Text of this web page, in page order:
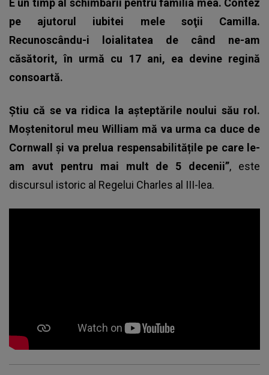
pe ajutorul iubitei mele soţii Camilla.
Recunoscându-i loialitatea de când ne-am
căsătorit, în urmă cu 17 ani, ea devine regină
consoartă.
Știu că se va ridica la așteptările noului său rol.
Moștenitorul meu William mă va urma ca duce de
Cornwall și va prelua respensabilitățile pe care le-
am avut pentru mai mult de 5 decenii”, este
discursul istoric al Regelui Charles al III-lea.